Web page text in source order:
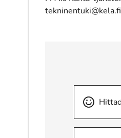
tekninentuki@kela.fi